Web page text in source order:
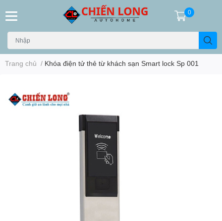
0
Trang chủ / Khóa điện tử thẻ từ khách sạn Smart lock Sp 001